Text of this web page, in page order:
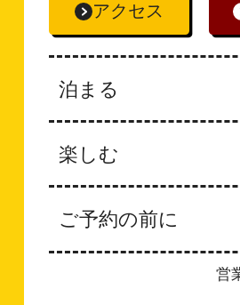
泊まる
楽しむ
ご予約の前に
アクセス
営